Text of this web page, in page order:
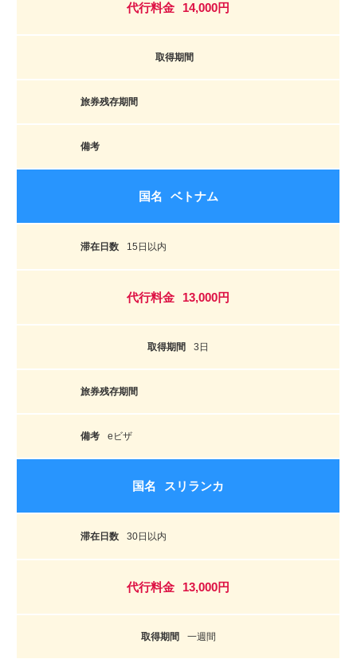
14,000円
ベトナム
15日以内
13,000円
3日
eビザ
スリランカ
30日以内
13,000円
一週間